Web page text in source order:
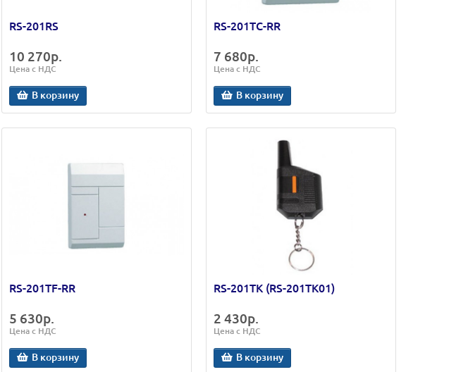
RS-201RS
10 270р.
Цена с НДС
В корзину
RS-201TC-RR
7 680р.
Цена с НДС
В корзину
RS-201TF-RR
5 630р.
Цена с НДС
В корзину
RS-201TK (RS-201TK01)
2 430р.
Цена с НДС
В корзину